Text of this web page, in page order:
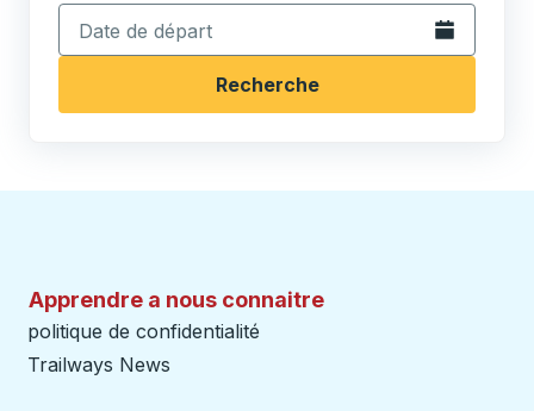
Ouvrez le
Recherche
Apprendre a nous connaitre
politique de confidentialité
Trailways News